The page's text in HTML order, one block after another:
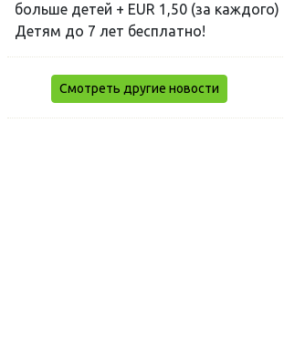
больше детей + EUR 1,50 (за каждого)
Детям до 7 лет бесплатно!
Смотреть другие новости